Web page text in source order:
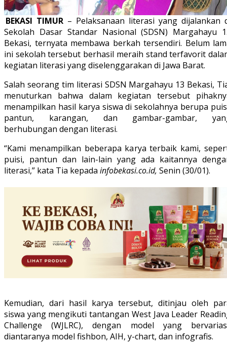
BEKASI TIMUR – Pelaksanaan literasi yang dijalankan
Sekolah Dasar Standar Nasional (SDSN) Margahayu
Bekasi, ternyata membawa berkah tersendiri. Belum
ini sekolah tersebut berhasil meraih stand terfavorit
kegiatan literasi yang diselenggarakan di Jawa Barat.
Salah seorang tim literasi SDSN Margahayu 13 Bekasi,
menuturkan bahwa dalam kegiatan tersebut
menampilkan hasil karya siswa di sekolahnya berupa
pantun, karangan, dan gambar-gambar,
berhubungan dengan literasi.
“Kami menampilkan beberapa karya terbaik kami,
puisi, pantun dan lain-lain yang ada kaitannya
literasi,” kata Tia kepada infobekasi.co.id, Senin (30/01).
Kemudian, dari hasil karya tersebut, ditinjau oleh
siswa yang mengikuti tantangan West Java Leader
Challenge (WJLRC), dengan model yang
diantaranya model fishbon, AIH, y-chart, dan infografis.